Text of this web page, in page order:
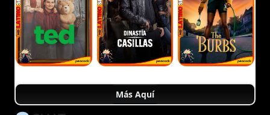
Más Aquí